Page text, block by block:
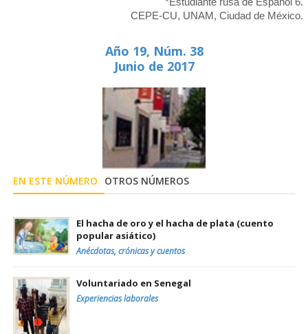
CEPE-CU, UNAM, Ciudad de México.
Año 19, Núm. 38
Junio de 2017
EN ESTE NÚMERO OTROS NÚMEROS
El hacha de oro y el hacha de plata (cuento
popular asiático)
Anécdotas, crónicas y cuentos
Voluntariado en Senegal
Experiencias laborales